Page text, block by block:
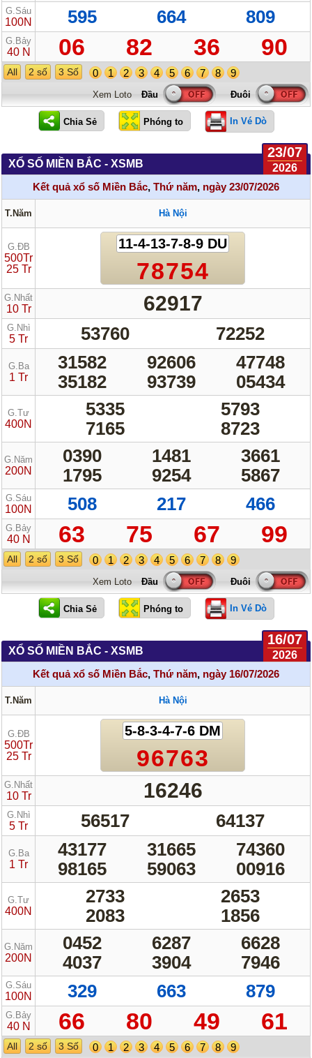
G.Sáu
100N 595 664 809
G.Bảy
40 N 06 82 36 90
All 2 số 3 Số 0 1 2 3 4 5 6 7 8 9
Xem Loto
In Vé Dò
XỔ SỐ MIỀN BẮC - XSMB
23/07
2026
Kết quả xổ số Miền Bắc, Thứ năm, ngày 23/07/2026
T.Năm Hà Nội
G.ĐB
500Tr
25 Tr
11-4-13-7-8-9 DU
78754
G.Nhất
10 Tr 62917
G.Nhì
5 Tr 53760 72252
G.Ba
1 Tr
31582 92606
47748
35182
93739 05434
G.Tư
400N
5335
5793
7165
8723
G.Năm
200N
0390 1481
3661
1795
9254 5867
G.Sáu
100N 508 217 466
G.Bảy
40 N 63 75 67 99
All 2 số 3 Số 0 1 2 3 4 5 6 7 8 9
Xem Loto
In Vé Dò
XỔ SỐ MIỀN BẮC - XSMB
16/07
2026
Kết quả xổ số Miền Bắc, Thứ năm, ngày 16/07/2026
T.Năm Hà Nội
G.ĐB
500Tr
25 Tr
5-8-3-4-7-6 DM
96763
G.Nhất
10 Tr 16246
G.Nhì
5 Tr 56517 64137
G.Ba
1 Tr
43177 31665
74360
98165
59063 00916
G.Tư
400N
2733
2653
2083
1856
G.Năm
200N
0452 6287
6628
4037
3904 7946
G.Sáu
100N 329 663 879
G.Bảy
40 N 66 80 49 61
All 2 số 3 Số 0 1 2 3 4 5 6 7 8 9